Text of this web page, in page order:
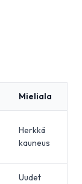
Mieliala
Herkkä
kauneus
Uudet